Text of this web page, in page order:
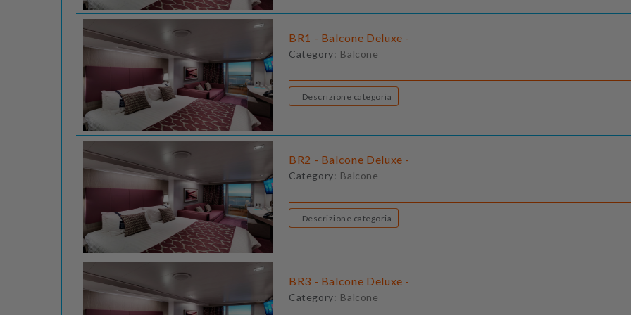
BR1 - Balcone Deluxe -
Category: Balcone
Descrizione categoria
BR2 - Balcone Deluxe -
Category: Balcone
Descrizione categoria
BR3 - Balcone Deluxe -
Category: Balcone